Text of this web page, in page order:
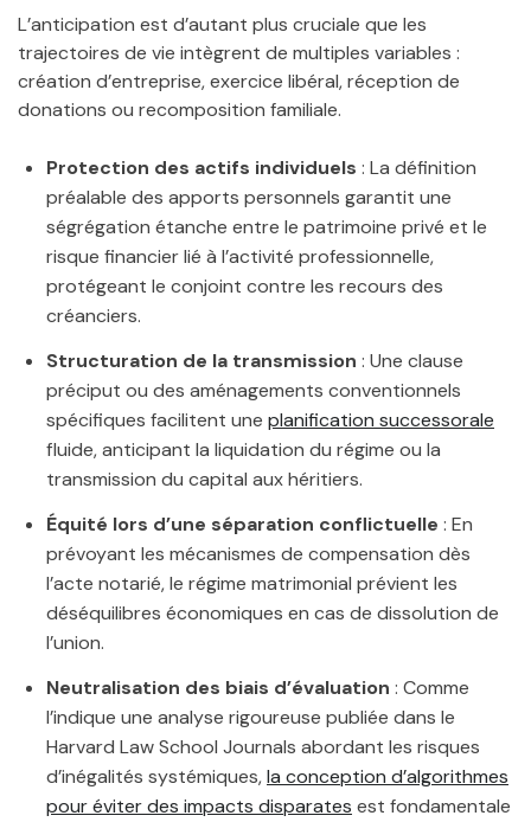
L’anticipation est d’autant plus cruciale que les
trajectoires de vie intègrent de multiples variables :
création d’entreprise, exercice libéral, réception de
donations ou recomposition familiale.
Protection des actifs individuels : La définition
préalable des apports personnels garantit une
ségrégation étanche entre le patrimoine privé et le
risque financier lié à l’activité professionnelle,
protégeant le conjoint contre les recours des
créanciers.
Structuration de la transmission : Une clause
préciput ou des aménagements conventionnels
spécifiques facilitent une planification successorale
fluide, anticipant la liquidation du régime ou la
transmission du capital aux héritiers.
Équité lors d’une séparation conflictuelle : En
prévoyant les mécanismes de compensation dès
l’acte notarié, le régime matrimonial prévient les
déséquilibres économiques en cas de dissolution de
l’union.
Neutralisation des biais d’évaluation : Comme
l’indique une analyse rigoureuse publiée dans le
Harvard Law School Journals abordant les risques
d’inégalités systémiques,la conception d’algorithmes
pour éviter des impacts disparates est fondamentale